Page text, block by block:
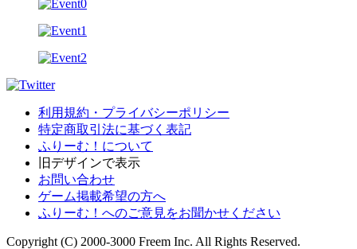
利用規約・プライバシーポリシー
特定商取引法に基づく表記
ふりーむ！について
旧デザインで表示
お問い合わせ
ゲーム掲載希望の方へ
ふりーむ！へのご意見をお聞かせください
Copyright (C) 2000-3000 Freem Inc. All Rights Reserved.